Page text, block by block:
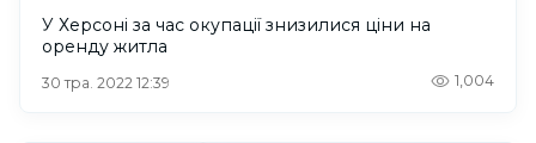
У Херсоні за час окупації знизилися ціни на
оренду житла
30 тра. 2022 12:39 1,004